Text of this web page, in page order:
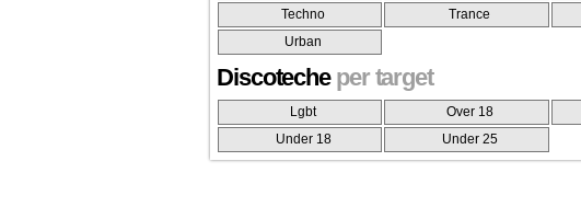
Techno
Trance
Urban
Discoteche per target
Lgbt Over 18
Under 18
Under 25